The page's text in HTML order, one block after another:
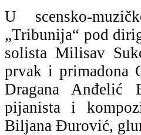
U scensko-
„Tribunija“ pod
solista Milisav
prvak i primadona
Dragana Anđelić
pijanista i
Biljana Đurović,